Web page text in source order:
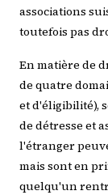
associations
toutefois pas
En matière de
de quatre
et d'éligibilité),
de détresse et
l'étranger
mais sont en
quelqu'un